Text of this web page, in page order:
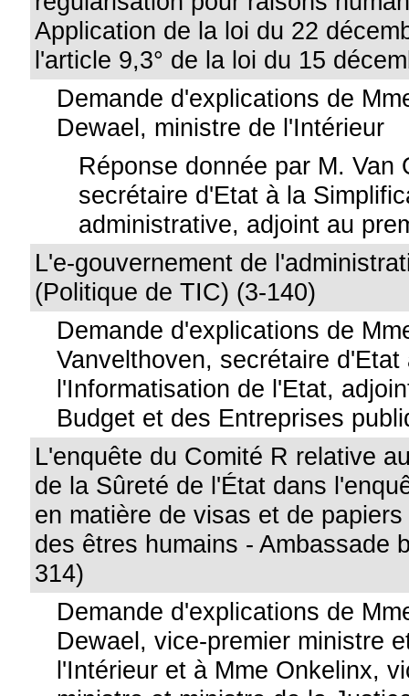
Application de la loi du 22
l'article 9,3° de la loi du 15
Demande d'explications de
Dewael, ministre de l'Intérieur
Réponse donnée par M. Van
secrétaire d'Etat à la
administrative, adjoint au
L'e-gouvernement de
(Politique de TIC) (3-140)
Demande d'explications de
Vanvelthoven, secrétaire d'Etat
l'Informatisation de l'Etat,
Budget et des Entreprises
L'enquête du Comité R relative
de la Sûreté de l'État dans
en matière de visas et de
des êtres humains - Ambassade
314)
Demande d'explications de
Dewael, vice-premier ministre
l'Intérieur et à Mme Onkelinx,